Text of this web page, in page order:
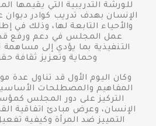
للورشة التدريبية التي يقيمها
الإنسان بهدف تدريب كوادر
والأحياء التابعة لها، وذلك في
عمل المجلس في دعم ورفع
التنفيذية بما يؤدي إلى
وحماية وتعزيز ثقافة
وكان اليوم الأول قد تناول عدة
المفاهيم والمصطلحات
التركيز على دور المجلس
الإنسان، وعرض مبادئ اتفاقية
التمييز ضد المرأة وكيفية